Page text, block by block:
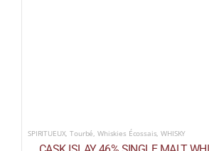
SPIRITUEUX,Tourbé, Whiskies Écossais,WHISKY